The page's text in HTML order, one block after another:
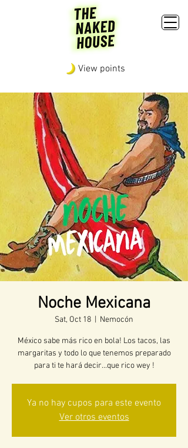
View points
Noche Mexicana
Sat, Oct 18 Nemocón
México sabe más rico en bola! Los tacos, las
margaritas y todo lo que tenemos preparado
para ti te hará decir...que rico wey !
Ya no hay cupos para este evento
Ver otros eventos